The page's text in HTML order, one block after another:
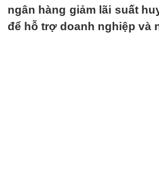
ngân hàng giảm lãi suất
để hỗ trợ doanh nghiệp và